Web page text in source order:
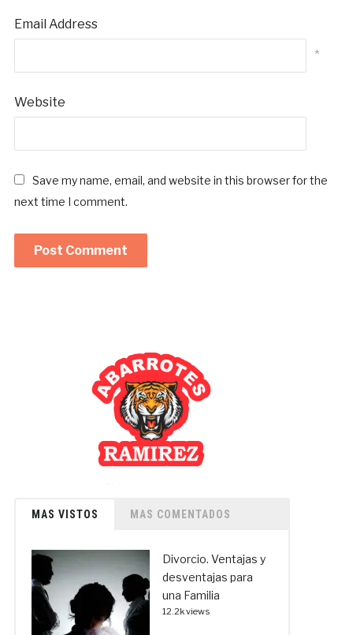
Email Address
*
Website
Save my name, email, and website in this browser for the
next time I comment.
MAS VISTOS MAS COMENTADOS
Divorcio. Ventajas y
desventajas para
una Familia
12.2k views